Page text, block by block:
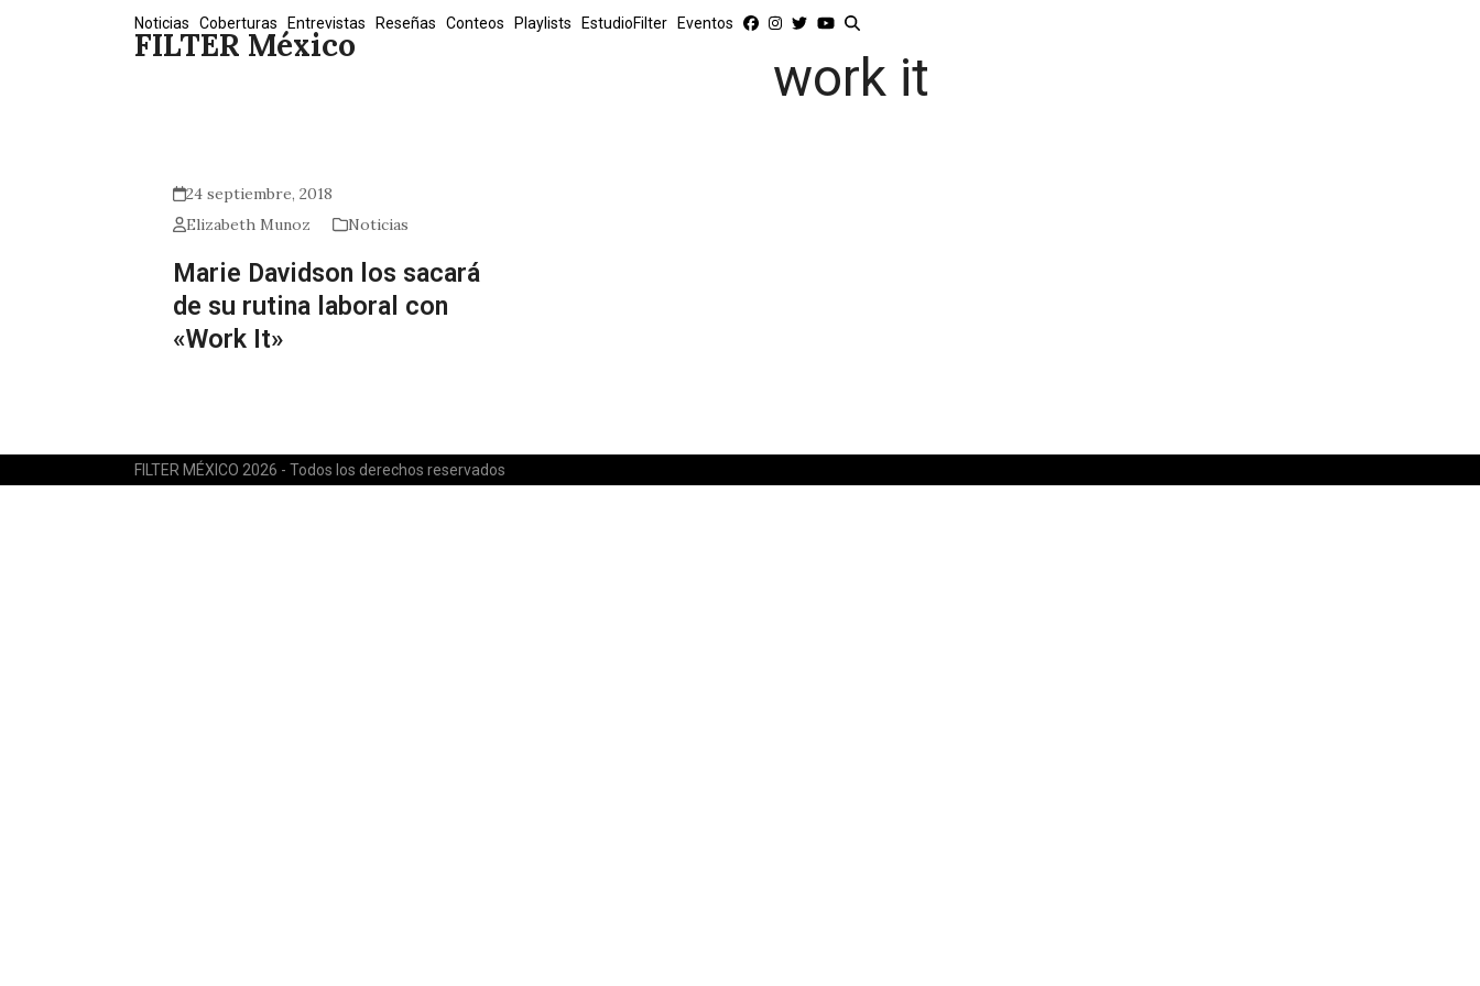
FILTER México
Noticias Coberturas Entrevistas Reseñas Conteos Playlists EstudioFilter Eventos
work it
24 septiembre, 2018
Elizabeth Munoz
Noticias
Marie Davidson los sacará
de su rutina laboral con
«Work It»
FILTER MÉXICO 2026 - Todos los derechos reservados